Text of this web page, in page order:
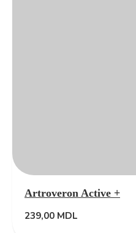
Artroveron Active +
239,00 MDL